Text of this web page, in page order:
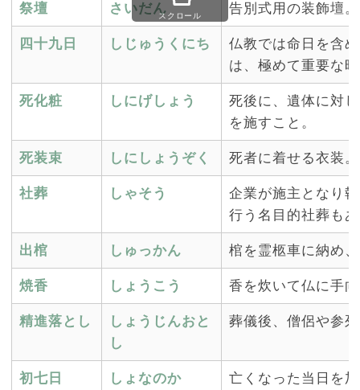
祭壇 さいだん 告別式用の装飾壇。
四十九日 しじゅうくにち
仏教では命日を含
は、極めて重要な
死化粧 しにげしょう
死後に、遺体に対
を施すこと。
死装束 しにしょうぞく 死者に着せる衣装。
社葬 しゃそう
企業が施主となり
行う名目的社葬も
出棺 しゅっかん 棺を霊柩車に納め
焼香 しょうこう 香を炊いて仏に手
精進落とし
しょうじんおと
し
葬儀後、僧侶や参
初七日 しょなのか
亡くなった当日を
スクロール